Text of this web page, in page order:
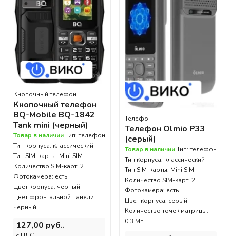
Кнопочный телефон
Кнопочный телефон
BQ-Mobile BQ-1842
Tank mini (черный)
Товар в наличииТип: телефон
Тип корпуса: классический
Тип SIM-карты: Mini SIM
Количество SIM-карт: 2
Фотокамера: есть
Цвет корпуса: черный
Цвет фронтальной панели:
черный
127,00 руб..
Телефон
Телефон Olmio P33
(серый)
Товар в наличииТип: телефон
Тип корпуса: классический
Тип SIM-карты: Mini SIM
Количество SIM-карт: 2
Фотокамера: есть
Цвет корпуса: серый
Количество точек матрицы:
0.3 Мп